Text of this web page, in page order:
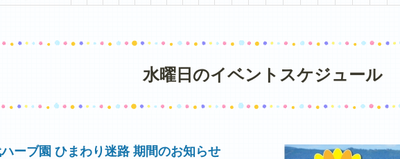
水曜日のイベントスケジュール
ーブ園 ひまわり迷路 期間のお知らせ